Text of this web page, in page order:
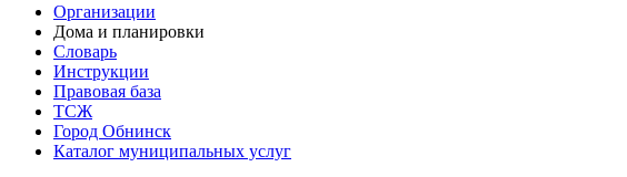
Организации
Дома и планировки
Словарь
Инструкции
Правовая база
ТСЖ
Город Обнинск
Каталог муниципальных услуг